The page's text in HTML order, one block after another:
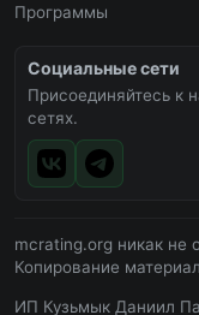
Программы
Социальные сети
Присоединяйтесь к
сетях.
mcrating.org никак не
Копирование
ИП Кузьмык Даниил